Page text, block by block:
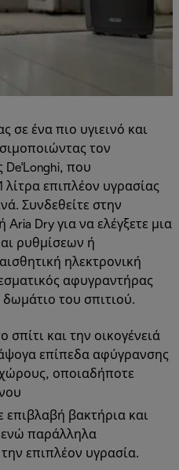
σε ένα πιο υγιεινό και
τον
De'Longhi, που
λίτρα επιπλέον υγρασίας
Συνδεθείτε στην
Dry για να ελέγξετε μια
ρυθμίσεων ή
ηλεκτρονική
αφυγραντήρας
δωμάτιο του σπιτιού.
σπίτι και την οικογένειά
επίπεδα αφύγρανσης
οποιαδήποτε
επιβλαβή βακτήρια και
ενώ παράλληλα
επιπλέον υγρασία.